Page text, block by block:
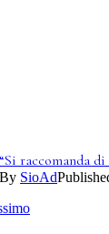
“Si raccomanda
By SioAd